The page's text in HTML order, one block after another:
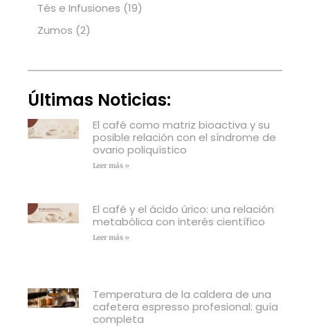
Tés e Infusiones (19)
Zumos (2)
Últimas Noticias:
El café como matriz bioactiva y su
posible relación con el síndrome de
ovario poliquístico
Leer más »
El café y el ácido úrico: una relación
metabólica con interés científico
Leer más »
Temperatura de la caldera de una
cafetera espresso profesional: guía
completa